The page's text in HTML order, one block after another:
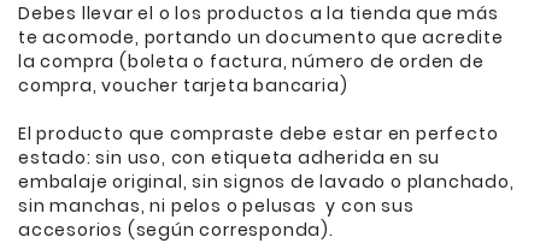
Debes llevar el o los productos a la tienda que más
te acomode, portando un documento que acredite
la compra (boleta o factura, número de orden de
compra, voucher tarjeta bancaria)
El producto que compraste debe estar en perfecto
estado: sin uso, con etiqueta adherida en su
embalaje original, sin signos de lavado o planchado,
sin manchas, ni pelos o pelusas y con sus
accesorios (según corresponda).